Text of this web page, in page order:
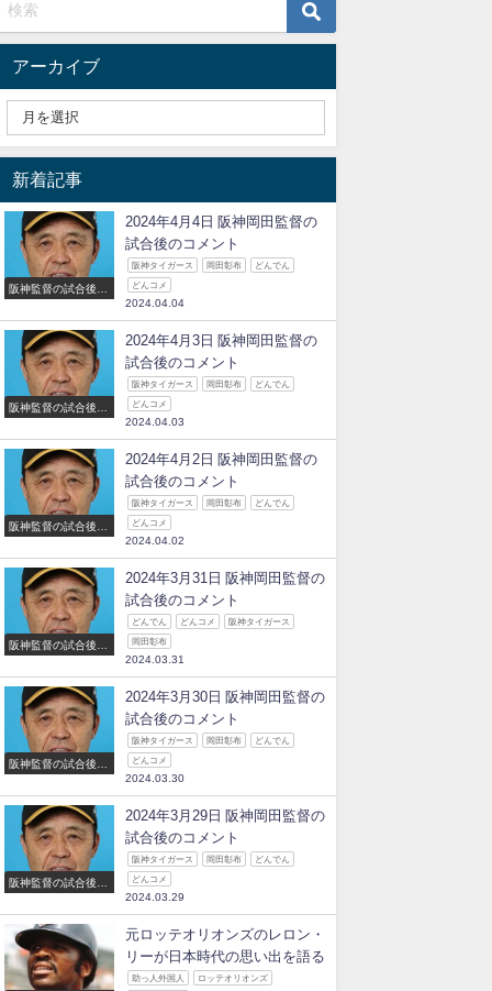
アーカイブ
新着記事
阪神監督の試合後の
2024年4月4日 阪神岡田監督の
試合後のコメント
阪神タイガース 岡田彰布 どんでん
どんコメ
2024.04.04
阪神監督の試合後の
2024年4月3日 阪神岡田監督の
試合後のコメント
阪神タイガース 岡田彰布 どんでん
どんコメ
2024.04.03
阪神監督の試合後の
2024年4月2日 阪神岡田監督の
試合後のコメント
阪神タイガース 岡田彰布 どんでん
どんコメ
2024.04.02
阪神監督の試合後の
2024年3月31日 阪神岡田監督の
試合後のコメント
どんでん どんコメ 阪神タイガース
岡田彰布
2024.03.31
阪神監督の試合後の
2024年3月30日 阪神岡田監督の
試合後のコメント
阪神タイガース 岡田彰布 どんでん
どんコメ
2024.03.30
阪神監督の試合後の
2024年3月29日 阪神岡田監督の
試合後のコメント
阪神タイガース 岡田彰布 どんでん
どんコメ
2024.03.29
元ロッテオリオンズのレロン・
リーが日本時代の思い出を語る
助っ人外国人 ロッテオリオンズ